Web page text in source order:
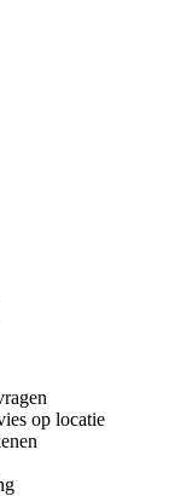
op locatie